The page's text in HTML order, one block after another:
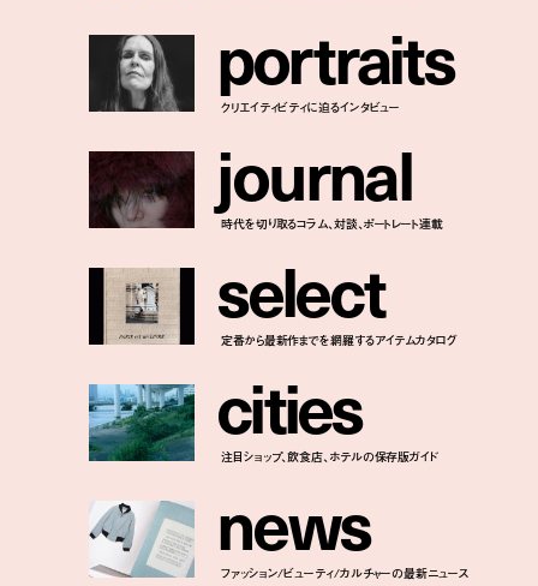
portraits
クリエイティビティに迫るインタビュー
journal
時代を切り取るコラム、対談、ポートレート連載
select
定番から最新作までを網羅するアイテムカタログ
cities
注目ショップ、飲食店、ホテルの保存版ガイド
news
ファッション/ビューティ/カルチャーの最新ニュース